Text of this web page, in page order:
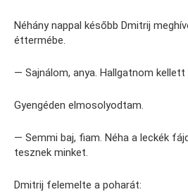
Néhány nappal később Dmitrij
éttermébe.
— Sajnálom, anya. Hallgatnom
Gyengéden elmosolyodtam.
— Semmi baj, fiam. Néha a leckék
tesznek minket.
Dmitrij felemelte a poharát: